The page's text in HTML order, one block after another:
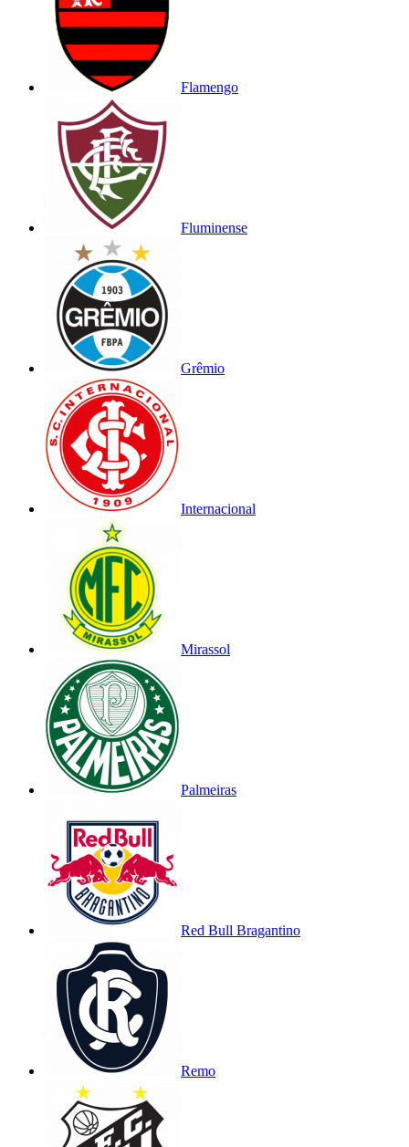
Flamengo
Fluminense
Grêmio
Internacional
Mirassol
Palmeiras
Red Bull Bragantino
Remo